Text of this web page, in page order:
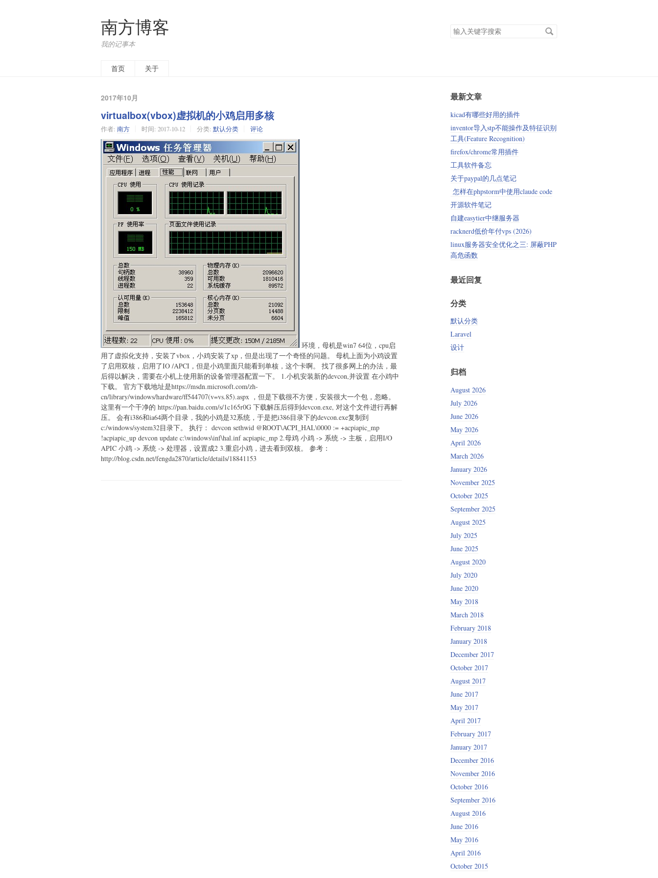
南方博客
我的记事本
搜
索
首页
关于
2017年10月
virtualbox(vbox)虚拟机的小鸡启用多核
作者: 南方 时间: 2017-10-12 分类: 默认分类 评论
环境，母机是win7 64位，cpu启
用了虚拟化支持，安装了vbox，小鸡安装了xp，但是出现了一个奇怪的问题。 母机上面为小鸡设置
了启用双核，启用了IO /APCI，但是小鸡里面只能看到单核，这个卡啊。 找了很多网上的办法，最
后得以解决，需要在小机上使用新的设备管理器配置一下。 1.小机安装新的devcon,并设置 在小鸡中
下载。 官方下载地址是https://msdn.microsoft.com/zh-
cn/library/windows/hardware/ff544707(v=vs.85).aspx ，但是下载很不方便，安装很大一个包，忽略。
这里有一个干净的 https://pan.baidu.com/s/1c165r0G 下载解压后得到devcon.exe, 对这个文件进行再解
压。 会有i386和ia64两个目录，我的小鸡是32系统，于是把i386目录下的devcon.exe复制到
c:/windows/system32目录下。 执行： devcon sethwid @ROOT\ACPI_HAL\0000 := +acpiapic_mp
!acpiapic_up devcon update c:\windows\inf\hal.inf acpiapic_mp 2.母鸡 小鸡 -> 系统 -> 主板，启用I/O
APIC 小鸡 -> 系统 -> 处理器，设置成2 3.重启小鸡，进去看到双核。 参考：
http://blog.csdn.net/fengda2870/article/details/18841153
最新文章
kicad有哪些好用的插件
inventor导入stp不能操作及特征识别
工具(Feature Recognition)
firefox/chrome常用插件
工具软件备忘
关于paypal的几点笔记
怎样在phpstorm中使用claude code
开源软件笔记
自建easytier中继服务器
racknerd低价年付vps (2026)
linux服务器安全优化之三: 屏蔽PHP
高危函数
最近回复
分类
默认分类
Laravel
设计
归档
August 2026
July 2026
June 2026
May 2026
April 2026
March 2026
January 2026
November 2025
October 2025
September 2025
August 2025
July 2025
June 2025
August 2020
July 2020
June 2020
May 2018
March 2018
February 2018
January 2018
December 2017
October 2017
August 2017
June 2017
May 2017
April 2017
February 2017
January 2017
December 2016
November 2016
October 2016
September 2016
August 2016
June 2016
May 2016
April 2016
October 2015